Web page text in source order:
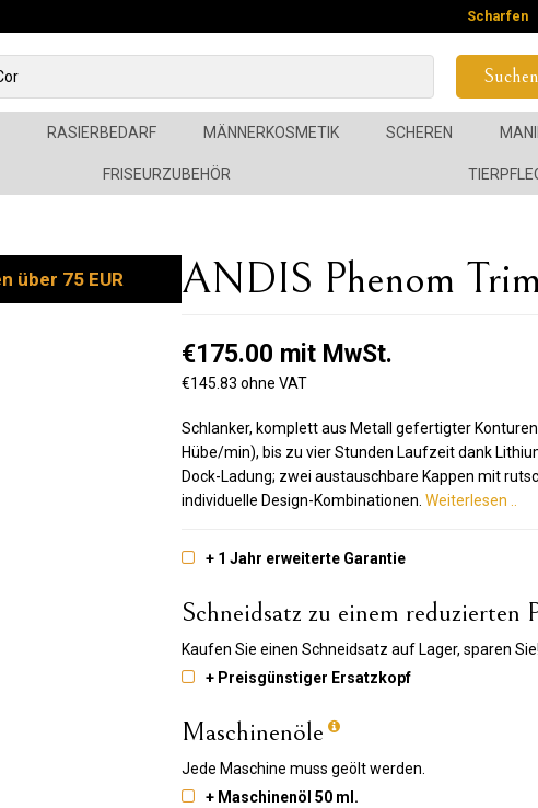
Scharfen
Suchen
RASIERBEDARF MÄNNERKOSMETIK SCHEREN
FRISEURZUBEHÖR
über 75 EUR ANDIS Phenom
€175.00 mit MwSt.
€145.83 ohne VAT
Schlanker, komplett aus Metall gefertigter
Hübe/min), bis zu vier Stunden Laufzeit dank
Dock-Ladung; zwei austauschbare Kappen mit
individuelle Design-Kombinationen. Weiterlesen ..
+ 1 Jahr erweiterte Garantie
Schneidsatz zu einem reduzierten
Kaufen Sie einen Schneidsatz auf Lager, sparen Sie!
+ Preisgünstiger Ersatzkopf
Maschinenöle
Jede Maschine muss geölt werden.
+ Maschinenöl 50 ml.